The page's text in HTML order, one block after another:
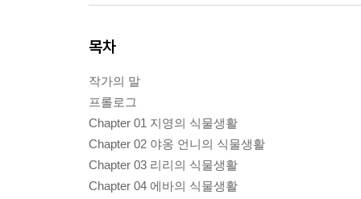
목차
작가의 말
프롤로그
Chapter 01 지영의 식물생활
Chapter 02 야옹 언니의 식물생활
Chapter 03 리리의 식물생활
Chapter 04 에바의 식물생활